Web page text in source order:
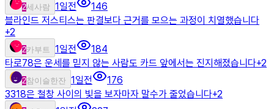
2세사람 1일전
146
블라인드 저스티스는 판결보다 근거를 모으는 과정이 치열했습니다
+2
2카부트 1일전
184
타로78은 운세를 믿지 않는 사람도 카드 앞에서는 진지해졌습니다+2
2참이슬한잔 1일전
176
3318은 철창 사이의 빛을 보자마자 말수가 줄었습니다+2